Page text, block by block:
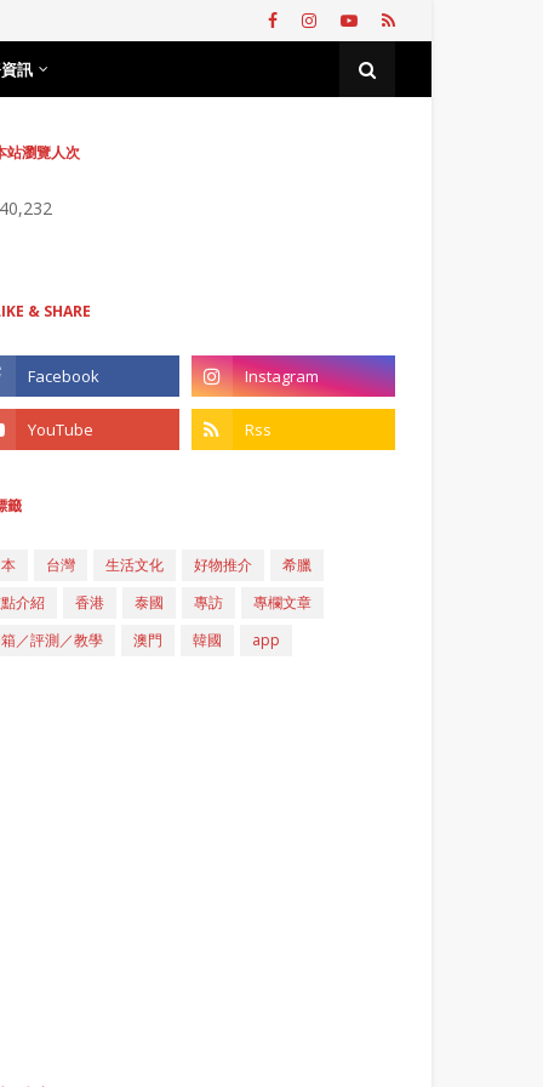
訊
站瀏覽人次
& SHARE
籤
台灣 生活文化 好物推介
希臘
介紹
香港 泰國 專訪
專欄文章
／評測／教學
澳門 韓國 app